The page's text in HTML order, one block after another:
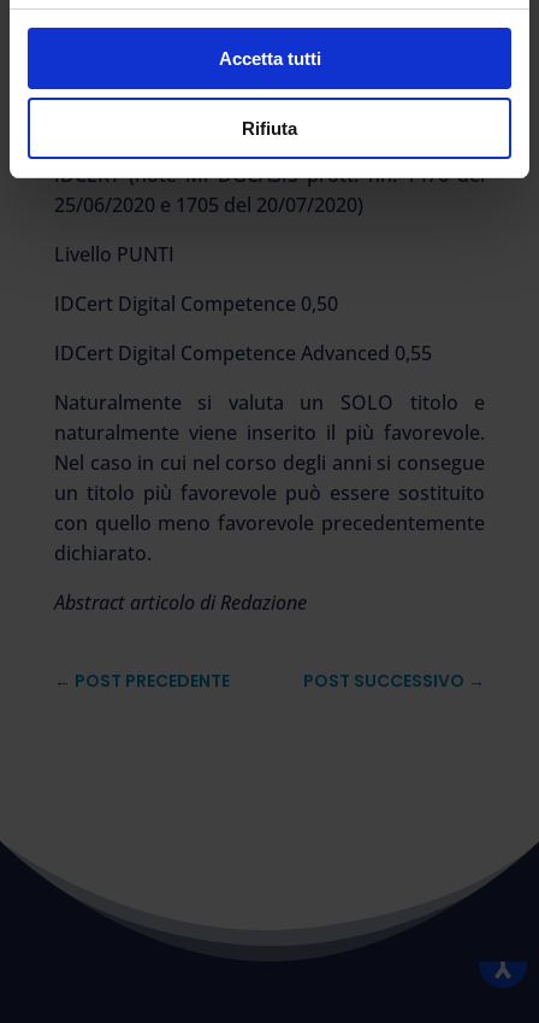
Accetta tutti
Rifiuta
IIQ 7 Moduli 0,50
IIQ 4 Moduli Advanced Level 0,60
IDCERT (note Mi DGCASIS prott. nn. 1476 del
25/06/2020 e 1705 del 20/07/2020)
Livello PUNTI
IDCert Digital Competence 0,50
IDCert Digital Competence Advanced 0,55
Naturalmente si valuta un SOLO titolo e
naturalmente viene inserito il più favorevole.
Nel caso in cui nel corso degli anni si consegue
un titolo più favorevole può essere sostituito
con quello meno favorevole precedentemente
dichiarato.
Abstract articolo di Redazione
← POST PRECEDENTE POST SUCCESSIVO →